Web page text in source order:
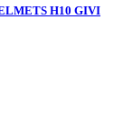
H10 GIVI